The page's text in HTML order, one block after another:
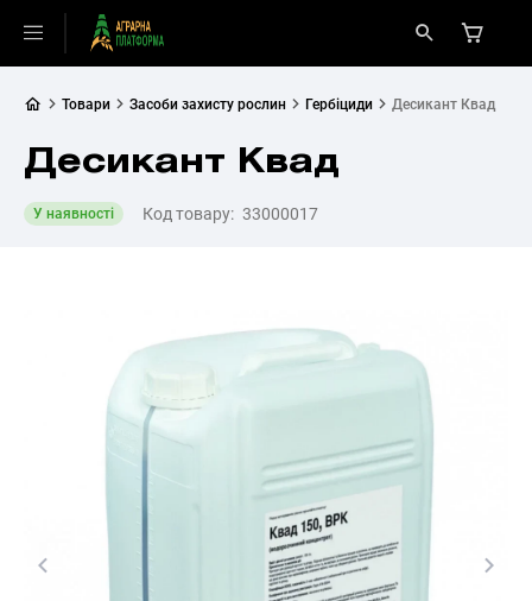
Товари Засоби захисту рослин Гербіциди Десикант Квад
Десикант Квад
У наявності Код товару: 33000017